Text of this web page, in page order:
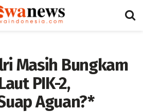
Masih Bungkam
PIK-2,
Aguan?*